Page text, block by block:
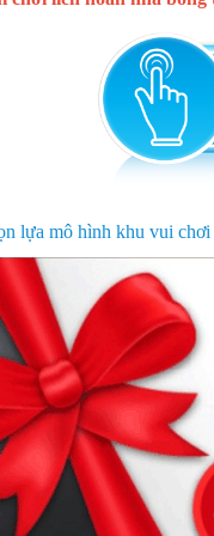
lựa mô hình khu vui chơi